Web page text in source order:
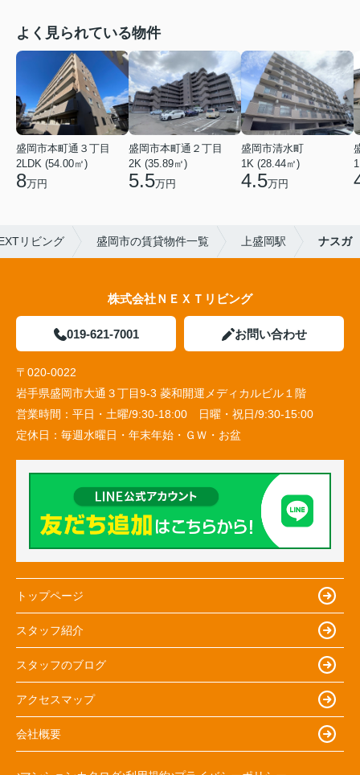
よく見られている物件
盛岡市本町通３丁目
2LDK (54.00㎡)
8万円
盛岡市本町通２丁目
2K (35.89㎡)
5.5万円
盛岡市清水町
1K (28.44㎡)
4.5万円
リビング 盛岡市の賃貸物件一覧 上盛岡駅 ナスガ
株式会社ＮＥＸＴリビング
019-621-7001 お問い合わせ
〒020-0022
岩手県盛岡市大通３丁目9-3 菱和開運メディカルビル１階
営業時間： 平日・土曜/9:30-18:00 日曜・祝日/9:30-15:00
定休日： 毎週水曜日・年末年始・ＧＷ・お盆
トップページ
スタッフ紹介
スタッフのブログ
アクセスマップ
会社概要